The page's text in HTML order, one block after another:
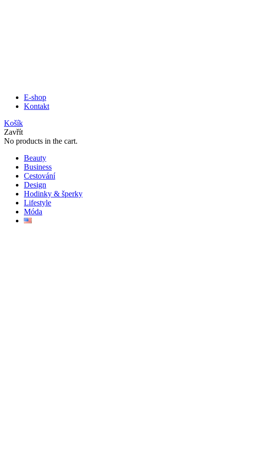
E-shop
Kontakt
Košík
Zavřít
No products in the cart.
Beauty
Business
Cestování
Design
Hodinky & šperky
Lifestyle
Móda